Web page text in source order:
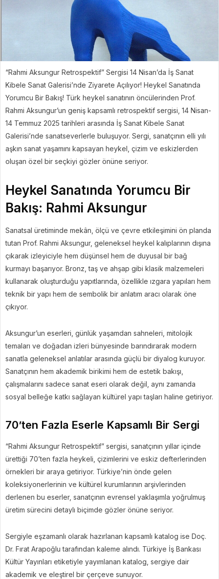
“Rahmi Aksungur Retrospektif” Sergisi 14 Nisan’da İş Sanat
Kibele Sanat Galerisi’nde Ziyarete Açılıyor! Heykel Sanatında
Yorumcu Bir Bakış! Türk heykel sanatının öncülerinden Prof.
Rahmi Aksungur’un geniş kapsamlı retrospektif sergisi, 14 Nisan-
14 Temmuz 2025 tarihleri arasında İş Sanat Kibele Sanat
Galerisi’nde sanatseverlerle buluşuyor. Sergi, sanatçının elli yılı
aşkın sanat yaşamını kapsayan heykel, çizim ve eskizlerden
oluşan özel bir seçkiyi gözler önüne seriyor.
Heykel Sanatında Yorumcu Bir
Bakış: Rahmi Aksungur
Sanatsal üretiminde mekân, ölçü ve çevre etkileşimini ön planda
tutan Prof. Rahmi Aksungur, geleneksel heykel kalıplarının dışına
çıkarak izleyiciyle hem düşünsel hem de duyusal bir bağ
kurmayı başarıyor. Bronz, taş ve ahşap gibi klasik malzemeleri
kullanarak oluşturduğu yapıtlarında, özellikle ızgara yapıları hem
teknik bir yapı hem de sembolik bir anlatım aracı olarak öne
çıkıyor.
Aksungur’un eserleri, günlük yaşamdan sahneleri, mitolojik
temaları ve doğadan izleri bünyesinde barındırarak modern
sanatla geleneksel anlatılar arasında güçlü bir diyalog kuruyor.
Sanatçının hem akademik birikimi hem de estetik bakışı,
çalışmalarını sadece sanat eseri olarak değil, aynı zamanda
sosyal belleğe katkı sağlayan kültürel yapı taşları haline getiriyor.
70’ten Fazla Eserle Kapsamlı Bir Sergi
“Rahmi Aksungur Retrospektif” sergisi, sanatçının yıllar içinde
ürettiği 70’ten fazla heykeli, çizimlerini ve eskiz defterlerinden
örnekleri bir araya getiriyor. Türkiye’nin önde gelen
koleksiyonerlerinin ve kültürel kurumlarının arşivlerinden
derlenen bu eserler, sanatçının evrensel yaklaşımla yoğrulmuş
üretim sürecini detaylı biçimde gözler önüne seriyor.
Sergiyle eşzamanlı olarak hazırlanan kapsamlı katalog ise Doç.
Dr. Fırat Arapoğlu tarafından kaleme alındı. Türkiye İş Bankası
Kültür Yayınları etiketiyle yayımlanan katalog, sergiye dair
akademik ve eleştirel bir çerçeve sunuyor.